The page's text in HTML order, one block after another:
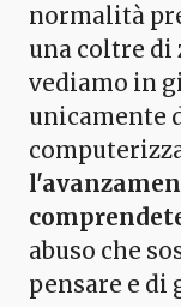
normalità
una coltre di
vediamo in
unicamente
abuso che
pensare e di